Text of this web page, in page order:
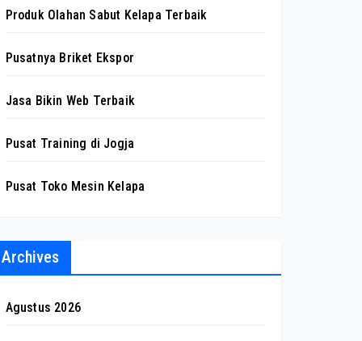
Produk Olahan Sabut Kelapa Terbaik
Pusatnya Briket Ekspor
Jasa Bikin Web Terbaik
Pusat Training di Jogja
Pusat Toko Mesin Kelapa
Archives
Agustus 2026